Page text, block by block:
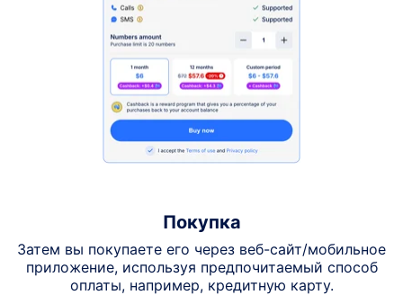
Покупка
Затем вы покупаете его через веб-сайт/мобильное
приложение, используя предпочитаемый способ
оплаты, например, кредитную карту.